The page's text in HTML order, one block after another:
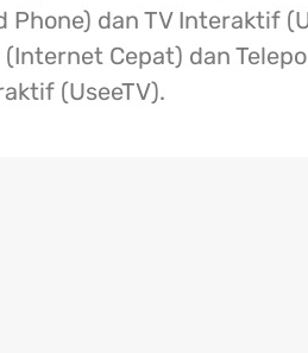
dan TV Interaktif
Cepat) dan
(UseeTV).